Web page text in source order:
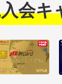
会キ